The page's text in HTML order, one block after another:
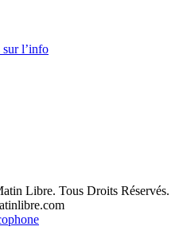
l’info
Libre. Tous Droits Réservés.